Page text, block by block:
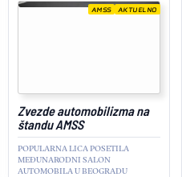
Zvezde automobilizma na
štandu AMSS
POPULARNA LICA POSETILA
MEĐUNARODNI SALON
AUTOMOBILA U BEOGRADU
AMSS AKTUELNO